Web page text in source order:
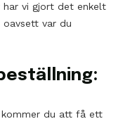
har vi gjort det enkelt
var du
du att få ett